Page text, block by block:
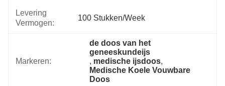
Levering
Vermogen:
100 Stukken/week
Markeren:
de doos van het
geneeskundeijs
, medische ijsdoos,
Medische Koele Vouwbare
Doos